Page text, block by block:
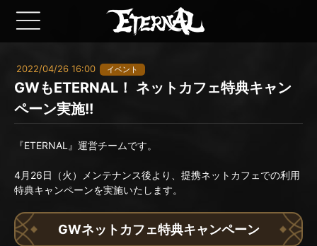
2022/04/26 16:00 イベント
GWもETERNAL！ ネットカフェ特典キャン
ペーン実施!!
『ETERNAL』運営チームです。
4月26日（火）メンテナンス後より、提携ネットカフェでの利用
特典キャンペーンを実施いたします。
GWネットカフェ特典キャンペーン